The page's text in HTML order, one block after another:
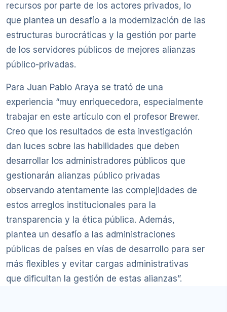
recursos por parte de los actores privados, lo
que plantea un desafío a la modernización de las
estructuras burocráticas y la gestión por parte
de los servidores públicos de mejores alianzas
público-privadas.
Para Juan Pablo Araya se trató de una
experiencia “muy enriquecedora, especialmente
trabajar en este artículo con el profesor Brewer.
Creo que los resultados de esta investigación
dan luces sobre las habilidades que deben
desarrollar los administradores públicos que
gestionarán alianzas público privadas
observando atentamente las complejidades de
estos arreglos institucionales para la
transparencia y la ética pública. Además,
plantea un desafío a las administraciones
públicas de países en vías de desarrollo para ser
más flexibles y evitar cargas administrativas
que dificultan la gestión de estas alianzas”.